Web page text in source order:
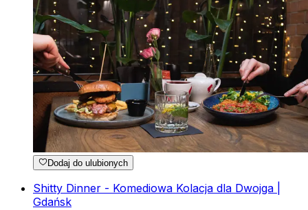
Dodaj do ulubionych
Shitty Dinner - Komediowa Kolacja dla Dwojga |
Gdańsk